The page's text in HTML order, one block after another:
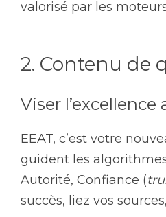
valorisé par les
2. Contenu de
Viser l’excellence
EEAT, c’est votre
guident les
Autorité, Confiance (
succès, liez vos